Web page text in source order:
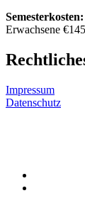
Semesterkosten:
Erwachsene
Impressum
Datenschutz